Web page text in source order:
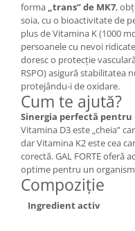
forma „trans” de MK7,
soia, cu o bioactivitate de
plus de Vitamina K (1000
persoanele cu nevoi
doresc o protecție
RSPO) asigură stabilitatea
protejându-i de oxidare.
Cum te ajută?
Sinergia perfectă pentru
Vitamina D3 este „cheia”
dar Vitamina K2 este cea
corectă. GAL FORTE oferă
optime pentru un
Compoziție
Ingredient activ